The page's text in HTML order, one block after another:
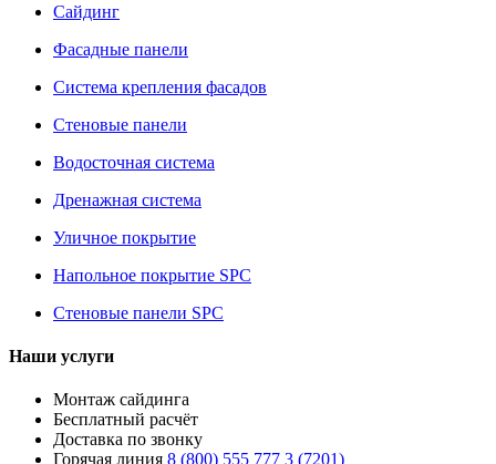
Сайдинг
Фасадные панели
Система крепления фасадов
Стеновые панели
Водосточная система
Дренажная система
Уличное покрытие
Напольное покрытие SPC
Стеновые панели SPC
Наши услуги
Монтаж сайдинга
Бесплатный расчёт
Доставка по звонку
Горячая линия 8 (800) 555 777 3 (7201)